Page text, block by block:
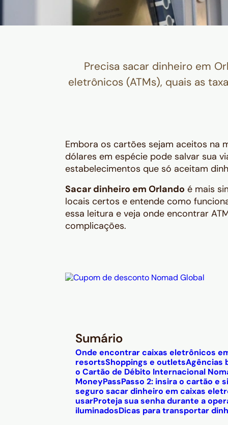
Precisa sacar dinheiro em
eletrônicos (ATMs), quais as
Embora os cartões sejam aceitos na
dólares em espécie pode salvar sua
estabelecimentos que só aceitam
Sacar dinheiro em Orlando é mais
locais certos e entende como
essa leitura e veja onde encontrar
complicações.
Sumário
Onde encontrar caixas eletrônicos
resortsShoppings e outletsAgências
o Cartão de Débito Internacional
MoneyPassPasso 2: insira o cartão e
seguro sacar dinheiro em caixas
usarProteja sua senha durante a
iluminadosDicas para transportar